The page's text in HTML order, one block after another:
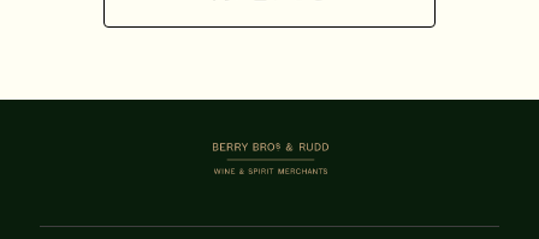
BERRY BROS. & RUDD